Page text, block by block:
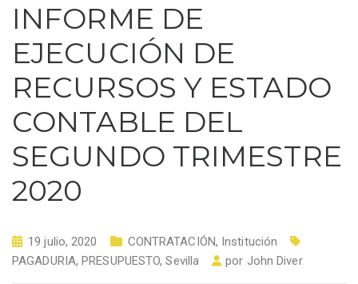
INFORME DE
EJECUCIÓN DE
RECURSOS Y ESTADO
CONTABLE DEL
SEGUNDO TRIMESTRE
2020
19 julio, 2020 CONTRATACIÓN, Institución
PAGADURIA, PRESUPUESTO,Sevilla por John Diver